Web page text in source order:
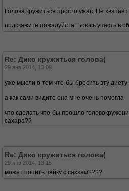
Голова кружиться просто ужас. Не
подскажите пожалуйста. Боюсь упасть в
Re: Дико кружиться голова(
29 янв 2014, 13:09
уже мысли о том что-бы бросить эту диету
а как сами видите она мне очень помогла
что сделать что-бы прошло
сахара??
Re: Дико кружиться голова(
29 янв 2014, 13:15
может попить чайку с сахзам????